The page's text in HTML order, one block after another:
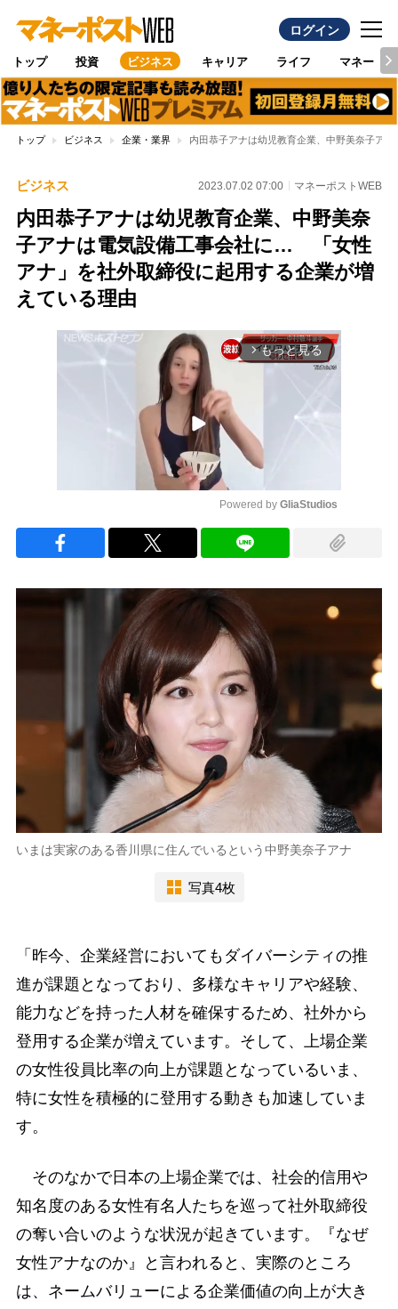
ログイン
トップ 投資 ビジネス キャリア ライフ マネー
トップ ビジネス 企業・業界 内田恭子アナは幼児教育企業、中野美奈子ア
ビジネス 2023.07.02 07:00 マネーポストWEB
内田恭子アナは幼児教育企業、中野美奈
子アナは電気設備工事会社に… 「女性
アナ」を社外取締役に起用する企業が増
えている理由
arrow_forward_ios もっと見る
Powered by GliaStudios
いまは実家のある香川県に住んでいるという中野美奈子アナ
写真4枚
「昨今、企業経営においてもダイバーシティの推
進が課題となっており、多様なキャリアや経験、
能力などを持った人材を確保するため、社外から
登用する企業が増えています。そして、上場企業
の女性役員比率の向上が課題となっているいま、
特に女性を積極的に登用する動きも加速していま
す。
そのなかで日本の上場企業では、社会的信用や
知名度のある女性有名人たちを巡って社外取締役
の奪い合いのような状況が起きています。『なぜ
女性アナなのか』と言われると、実際のところ
は、ネームバリューによる企業価値の向上が大き